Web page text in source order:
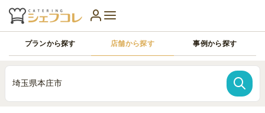
プランから探す 店舗から探す 事例から探す
埼玉県本庄市